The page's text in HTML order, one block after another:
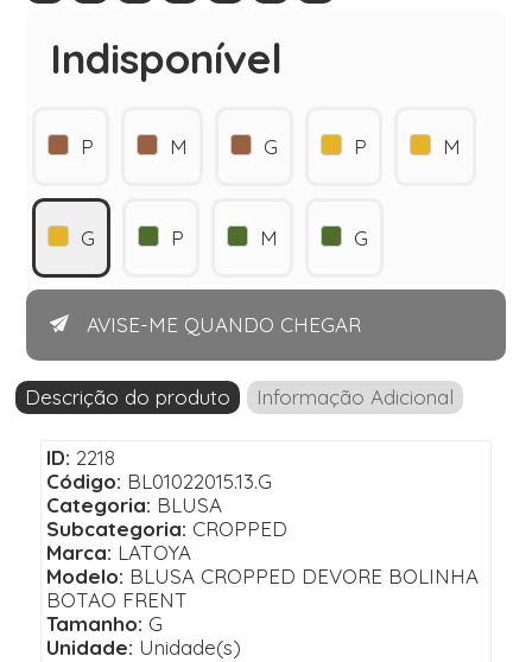
Indisponível
P M G P M
G P M G
AVISE-ME QUANDO CHEGAR
Descrição do produto Informação Adicional
ID: 2218
Código: BL01022015.13.G
Categoria: BLUSA
Subcategoria: CROPPED
Marca: LATOYA
Modelo: BLUSA CROPPED DEVORE BOLINHA
BOTAO FRENT
Tamanho: G
Unidade: Unidade(s)